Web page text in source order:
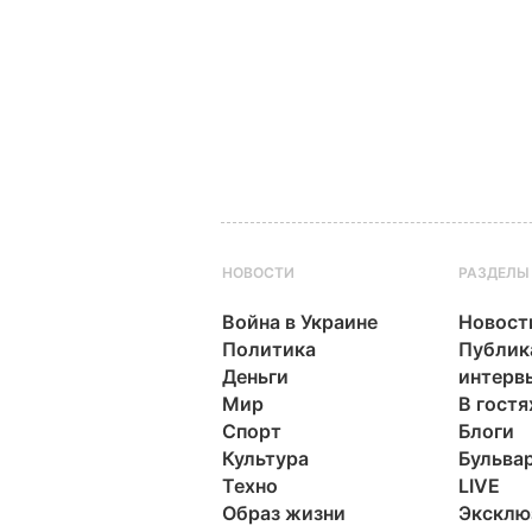
НОВОСТИ
Война в Украине
Политика
Деньги
Мир
Спорт
Культура
Техно
Образ жизни
РАЗДЕЛЫ
В
Блоги
LIVE